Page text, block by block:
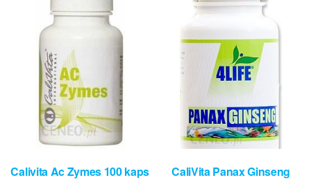
Calivita Ac Zymes 100 kaps CaliVita Panax Ginseng